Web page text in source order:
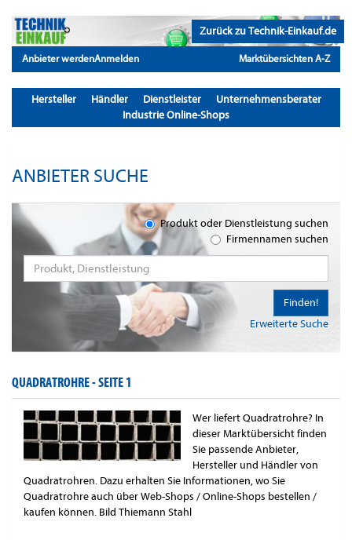
Zurück zu Technik-Einkauf.de
Anbieter werdenAnmelden Marktübersichten A-Z
Hersteller Händler Dienstleister
Unternehmensberater
Industrie Online-Shops
ANBIETER SUCHE
Produkt oder Dienstleistung suchen
Firmennamen suchen
Erweiterte Suche
Finden!
QUADRATROHRE -SEITE 1
Wer liefert Quadratrohre? In
dieser Marktübersicht finden
Sie passende Anbieter,
Hersteller und Händler von
Quadratrohren. Dazu erhalten Sie Informationen, wo Sie
Quadratrohre auch über Web-Shops / Online-Shops bestellen /
kaufen können. Bild Thiemann Stahl